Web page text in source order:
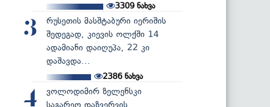
3309 ნახვა
3
რუსეთის მასშტაბური იერიშის
შედეგად, კიევის ოლქში 14
ადამიანი დაიღუპა, 22 კი
დაშავდა...
2386ნახვა
4
ვოლოდიმირ ზელენსკი
საგარეო დაზვერვის